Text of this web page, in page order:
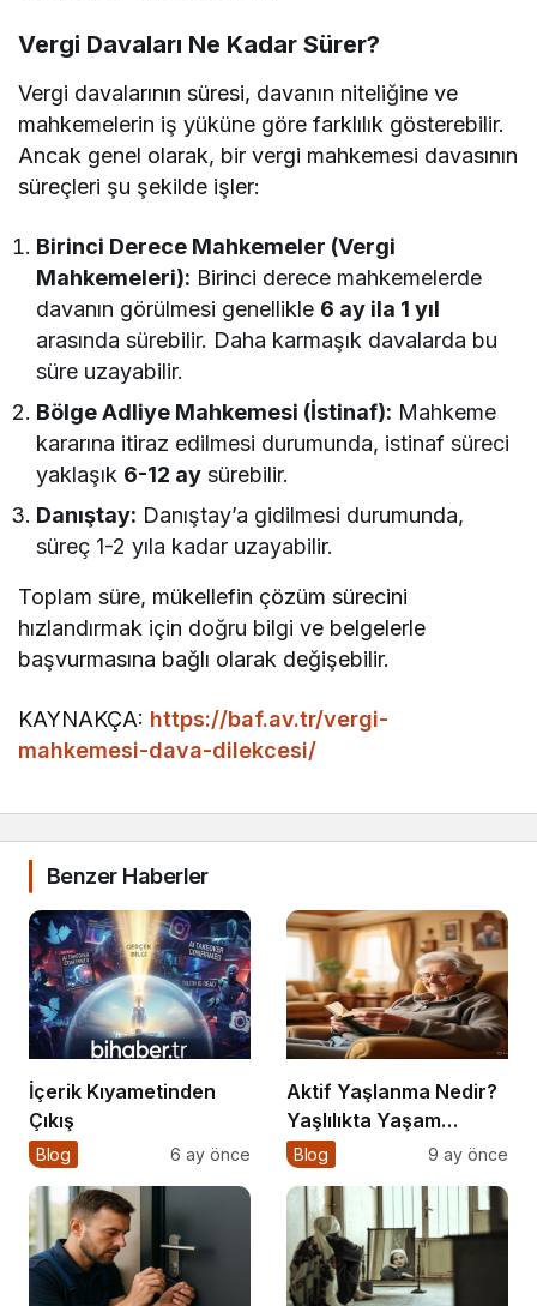
Vergi Davaları Ne Kadar Sürer?
Vergi davalarının süresi, davanın niteliğine ve
mahkemelerin iş yüküne göre farklılık gösterebilir.
Ancak genel olarak, bir vergi mahkemesi davasının
süreçleri şu şekilde işler:
Birinci Derece Mahkemeler (Vergi
Mahkemeleri): Birinci derece mahkemelerde
davanın görülmesi genellikle 6 ay ila 1 yıl
arasında sürebilir. Daha karmaşık davalarda bu
süre uzayabilir.
Bölge Adliye Mahkemesi (İstinaf): Mahkeme
kararına itiraz edilmesi durumunda, istinaf süreci
yaklaşık 6-12 ay sürebilir.
Danıştay: Danıştay’a gidilmesi durumunda,
süreç 1-2 yıla kadar uzayabilir.
Toplam süre, mükellefin çözüm sürecini
hızlandırmak için doğru bilgi ve belgelerle
başvurmasına bağlı olarak değişebilir.
KAYNAKÇA: https://baf.av.tr/vergi-
mahkemesi-dava-dilekcesi/
Benzer Haberler
İçerik Kıyametinden
Çıkış
Blog 6 ay önce
Aktif Yaşlanma Nedir?
Yaşlılıkta Yaşam
Kalitesini Artırmanın
Blog 9 ay önce